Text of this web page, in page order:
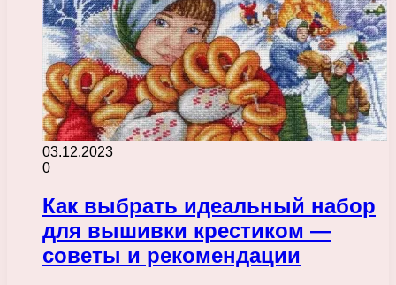
03.12.2023
0
Как выбрать идеальный набор
для вышивки крестиком —
советы и рекомендации